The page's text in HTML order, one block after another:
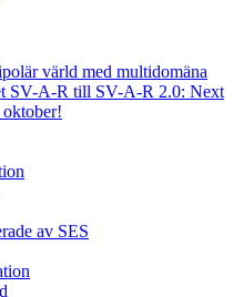
värld med multidomäna
SV-A-R till SV-A-R 2.0: Next
oktober!
av SES